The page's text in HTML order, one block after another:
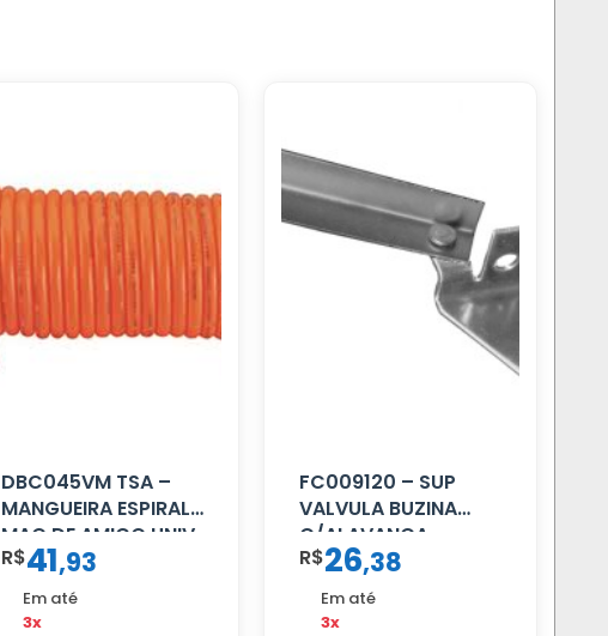
DBC045VM TSA –
MANGUEIRA ESPIRAL
MAO DE AMIGO UNIV
16 MM 4.5MTS
VERMELHA
R$41,93
Em até
3x
FC009120 – SUP
VALVULA BUZINA
C/ALAVANCA
R$26,38
Em até
3x